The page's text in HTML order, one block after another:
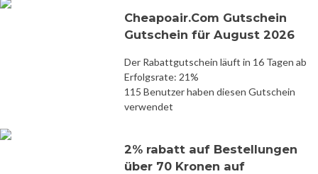
Cheapoair.Com Gutschein
Gutschein für August 2026
Der Rabattgutschein läuft in 16 Tagen ab
Erfolgsrate: 21%
115 Benutzer haben diesen Gutschein
verwendet
2% rabatt auf Bestellungen
über 70 Kronen auf